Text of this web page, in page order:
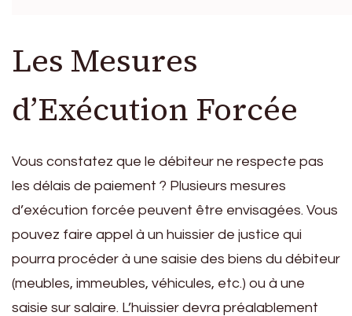
Les Mesures
d’Exécution Forcée
Vous constatez que le débiteur ne respecte pas
les délais de paiement ? Plusieurs mesures
d’exécution forcée peuvent être envisagées. Vous
pouvez faire appel à un huissier de justice qui
pourra procéder à une saisie des biens du débiteur
(meubles, immeubles, véhicules, etc.) ou à une
saisie sur salaire. L’huissier devra préalablement